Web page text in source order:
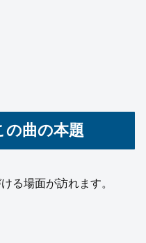
の曲の本題
る場面が訪れます。